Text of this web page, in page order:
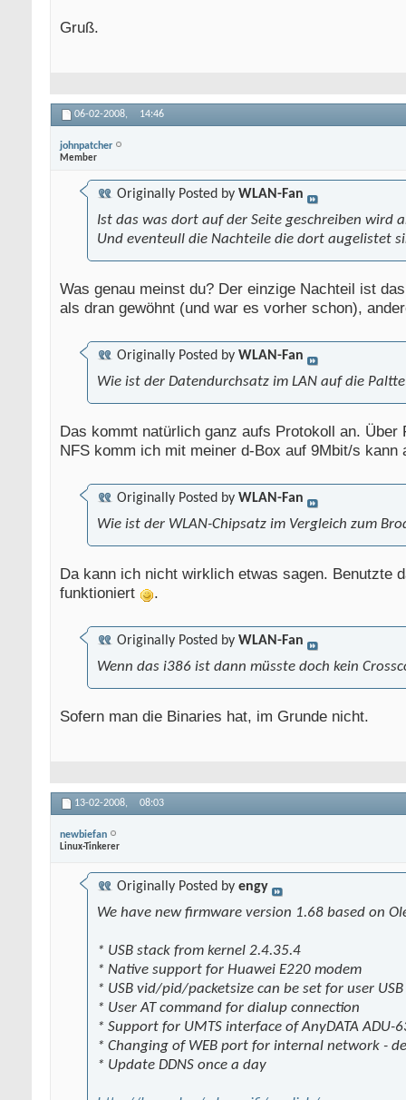
Gruß.
06-02-2008, 14:46
johnpatcher
Member
Originally Posted by WLAN-Fan
Ist das was dort auf der Seite geschreiben wird
Und eventeull die Nachteile die dort augelistet
Was genau meinst du? Der einzige Nachteil ist
als dran gewöhnt (und war es vorher schon),
Originally Posted by WLAN-Fan
Wie ist der Datendurchsatz im LAN auf die
Das kommt natürlich ganz aufs Protokoll an.
NFS komm ich mit meiner d-Box auf 9Mbit/s
Originally Posted by WLAN-Fan
Wie ist der WLAN-Chipsatz im Vergleich zum
Da kann ich nicht wirklich etwas sagen. Benutzte
funktioniert
.
Originally Posted by WLAN-Fan
Wenn das i386 ist dann müsste doch kein
Sofern man die Binaries hat, im Grunde nicht.
13-02-2008, 08:03
newbiefan
Linux-Tinkerer
Originally Posted by engy
We have new firmware version 1.68 based on
* USB stack from kernel 2.4.35.4
* Native support for Huawei E220 modem
* USB vid/pid/packetsize can be set for user USB
* User AT command for dialup connection
* Support for UMTS interface of AnyDATA ADU-
* Changing of WEB port for internal network -
* Update DDNS once a day